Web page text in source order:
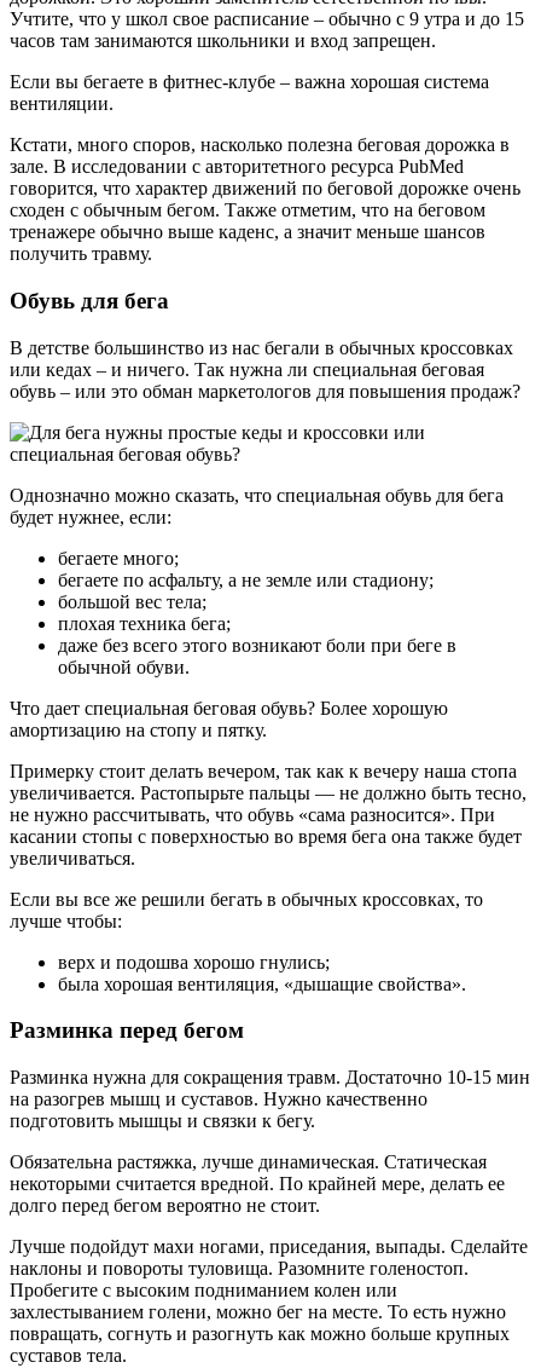
Учтите, что у школ свое расписание – обычно с 9 утра и до 15
часов там занимаются школьники и вход запрещен.
Если вы бегаете в фитнес-клубе – важна хорошая система
вентиляции.
Кстати, много споров, насколько полезна беговая дорожка в
зале. В исследовании с авторитетного ресурса PubMed
говорится, что характер движений по беговой дорожке очень
сходен с обычным бегом. Также отметим, что на беговом
тренажере обычно выше каденс, а значит меньше шансов
получить травму.
Обувь для бега
В детстве большинство из нас бегали в обычных кроссовках
или кедах – и ничего. Так нужна ли специальная беговая
обувь – или это обман маркетологов для повышения продаж?
Однозначно можно сказать, что специальная обувь для бега
будет нужнее, если:
бегаете много;
бегаете по асфальту, а не земле или стадиону;
большой вес тела;
плохая техника бега;
даже без всего этого возникают боли при беге в
обычной обуви.
Что дает специальная беговая обувь? Более хорошую
амортизацию на стопу и пятку.
Примерку стоит делать вечером, так как к вечеру наша стопа
увеличивается. Растопырьте пальцы — не должно быть тесно,
не нужно рассчитывать, что обувь «сама разносится». При
касании стопы с поверхностью во время бега она также будет
увеличиваться.
Если вы все же решили бегать в обычных кроссовках, то
лучше чтобы:
верх и подошва хорошо гнулись;
была хорошая вентиляция, «дышащие свойства».
Разминка перед бегом
Разминка нужна для сокращения травм. Достаточно 10-15 мин
на разогрев мышц и суставов. Нужно качественно
подготовить мышцы и связки к бегу.
Обязательна растяжка, лучше динамическая. Статическая
некоторыми считается вредной. По крайней мере, делать ее
долго перед бегом вероятно не стоит.
Лучше подойдут махи ногами, приседания, выпады. Сделайте
наклоны и повороты туловища. Разомните голеностоп.
Пробегите с высоким подниманием колен или
захлестыванием голени, можно бег на месте. То есть нужно
повращать, согнуть и разогнуть как можно больше крупных
суставов тела.